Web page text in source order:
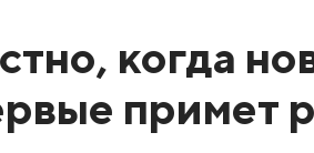
когда
примет